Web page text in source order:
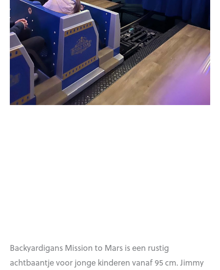
Backyardigans Mission to Mars is een rustig
achtbaantje voor jonge kinderen vanaf 95 cm. Jimmy